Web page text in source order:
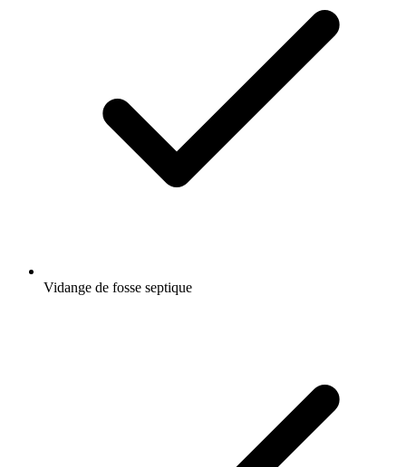
Vidange de fosse septique